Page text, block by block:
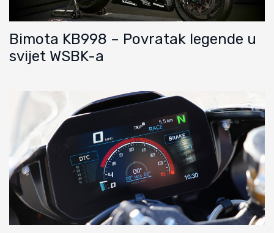
Bimota KB998 – Povratak legende u
svijet WSBK-a